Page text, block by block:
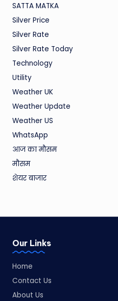
SATTA MATKA
Silver Price
Silver Rate
Silver Rate Today
Technology
Utility
Weather UK
Weather Update
Weather US
WhatsApp
आज का मौसम
मौसम
शेयर बाजार
Our Links
Home
Contact Us
About Us